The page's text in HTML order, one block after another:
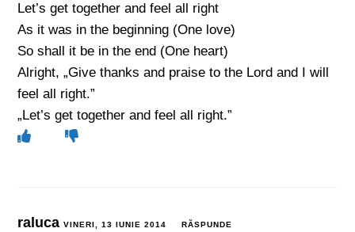
Let’s get together and feel all right
As it was in the beginning (One love)
So shall it be in the end (One heart)
Alright, „Give thanks and praise to the Lord and I will
feel all right.”
„Let’s get together and feel all right.”
ralucaVINERI, 13 IUNIE 2014 RĂSPUNDE